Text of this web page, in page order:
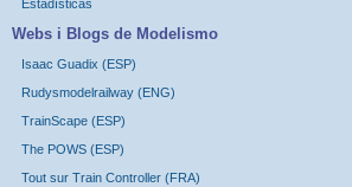
Estadísticas
Webs i Blogs de Modelismo
Isaac Guadix (ESP)
Rudysmodelrailway (ENG)
TrainScape (ESP)
The POWS (ESP)
Tout sur Train Controller (FRA)